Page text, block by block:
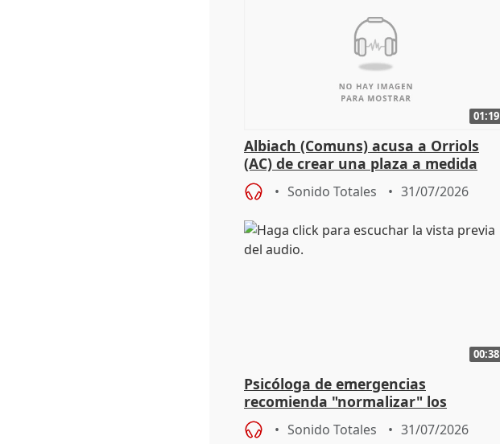
01:19
Albiach (Comuns) acusa a Orriols
(AC) de crear una plaza a medida
para su hija en Ripoll (Girona)
Sonido Totales 31/07/2026
00:38
Psicóloga de emergencias
recomienda "normalizar" los
síntomas tras sufrir un incendio
Sonido Totales 31/07/2026